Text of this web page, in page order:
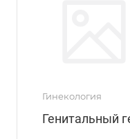
Гинекология
Генитальный